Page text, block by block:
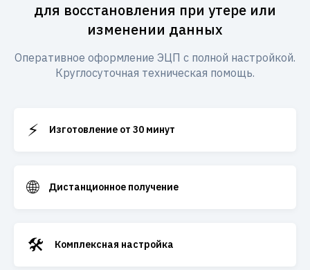
для восстановления при утере или
изменении данных
Оперативное оформление ЭЦП с полной настройкой.
Круглосуточная техническая помощь.
⚡ Изготовление от 30 минут
🌐 Дистанционное получение
🛠️ Комплексная настройка